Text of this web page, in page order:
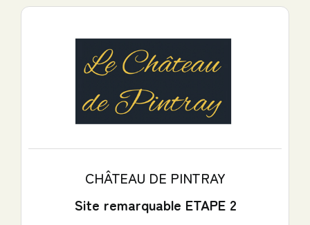
CHÂTEAU DE PINTRAY
Site remarquable ETAPE 2